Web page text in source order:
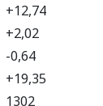
+12,74
+2,02
-0,64
+19,35
1302